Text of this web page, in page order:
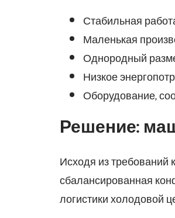
Стабильная
Маленькая
Однородный
Низкое
Оборудование,
Решение:
Исходя из
сбалансированная
логистики холодовой